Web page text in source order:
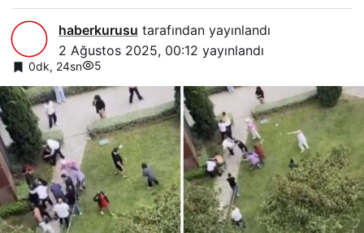
haberkurusu tarafından yayınlandı
2 Ağustos 2025, 00:12 yayınlandı
0dk, 24sn 5